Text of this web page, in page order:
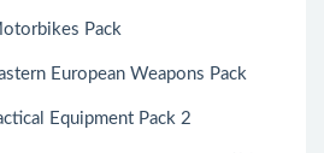
Pack
European Weapons Pack
Equipment Pack 2